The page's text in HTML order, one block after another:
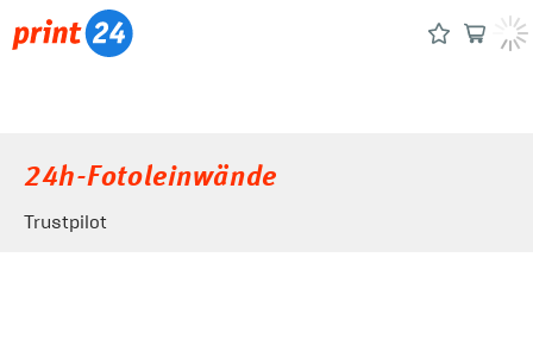
24h-Fotoleinwände
Trustpilot